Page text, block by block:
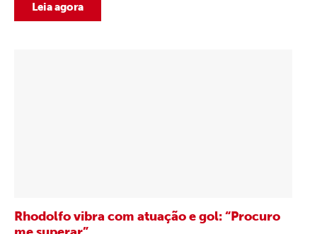
Leia agora
Rhodolfo vibra com atuação e gol: “Procuro